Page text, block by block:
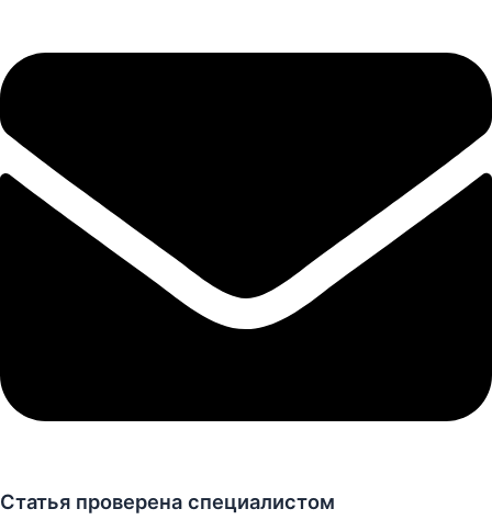
Статья проверена специалистом